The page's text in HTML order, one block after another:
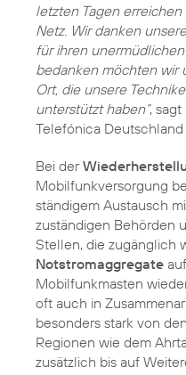
letzten Tagen
Netz. Wir danken
für ihren
bedanken möchten wir
Ort, die unsere
unterstützt haben“, sagt
Telefónica
Bei der
Mobilfunkversorgung
ständigem Austausch
zuständigen Behörden
Stellen, die zugänglich
Notstromaggregate
Mobilfunkmasten
oft auch in
besonders stark von
Regionen wie dem
zusätzlich bis auf